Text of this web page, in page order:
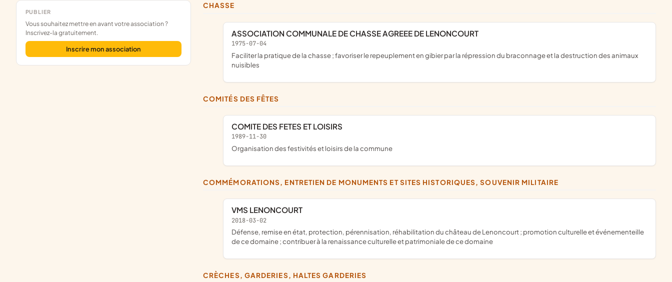
PUBLIER
Vous souhaitez mettre en avant votre association ?
Inscrivez-la gratuitement.
Inscrire mon association
CHASSE
ASSOCIATION COMMUNALE DE CHASSE AGREEE DE LENONCOURT
1975-07-04
faciliter la pratique de la chasse ; favoriser le repeuplement en gibier par la répression du braconnage et la destruction des animaux
nuisibles
COMITÉS DES FÊTES
COMITE DES FETES ET LOISIRS
1989-11-30
organisation des festivités et loisirs de la commune
COMMÉMORATIONS, ENTRETIEN DE MONUMENTS ET SITES HISTORIQUES, SOUVENIR MILITAIRE
VMS LENONCOURT
2018-03-02
défense, remise en état, protection, pérennisation, réhabilitation du château de Lenoncourt ; promotion culturelle et événementeille
de ce domaine ; contribuer à la renaissance culturelle et patrimoniale de ce domaine
CRÈCHES, GARDERIES, HALTES GARDERIES